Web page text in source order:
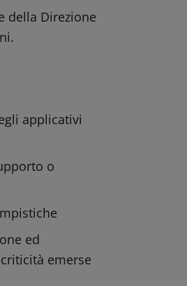
della Direzione
applicativi
o
ed
emerse